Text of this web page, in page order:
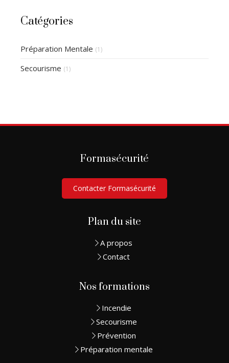
Catégories
Préparation Mentale (1)
Secourisme (1)
Formasécurité
Contacter Formasécurité
Plan du site
A propos
Contact
Nos formations
Incendie
Secourisme
Prévention
Préparation mentale